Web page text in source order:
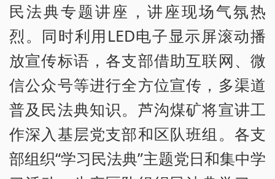
民法典专题讲座，讲座现场气氛热
烈。同时利用LED电子显示屏滚动播
放宣传标语，各支部借助互联网、微
信公众号等进行全方位宣传，多渠道
普及民法典知识。芦沟煤矿将宣讲工
作深入基层党支部和区队班组。各支
部组织“学习民法典”主题党日和集中学